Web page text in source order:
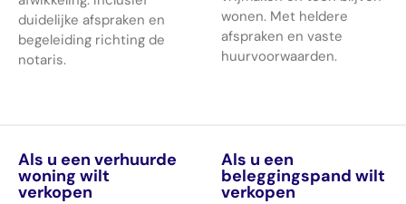
duidelijke afspraken en
begeleiding richting de
notaris.
wonen. Met heldere
afspraken en vaste
huurvoorwaarden.
Als u een verhuurde
woning wilt
verkopen
Als u een
beleggingspand wilt
verkopen